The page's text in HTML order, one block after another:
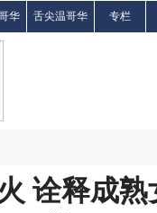
华 舌尖温哥华 专栏
诠释成